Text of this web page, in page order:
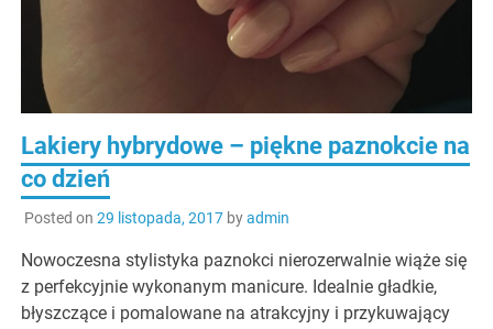
Lakiery hybrydowe – piękne paznokcie na
co dzień
Posted on 29 listopada, 2017byadmin
Nowoczesna stylistyka paznokci nierozerwalnie wiąże się
z perfekcyjnie wykonanym manicure. Idealnie gładkie,
błyszczące i pomalowane na atrakcyjny i przykuwający